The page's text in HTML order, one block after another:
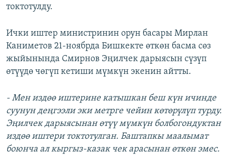
токтотулду.
Ички иштер министринин орун басары Мирлан
Каниметов 21-ноябрда Бишкекте өткөн басма сөз
жыйынында Смирнов Эңилчек дарыясын сүзүп
өтүүдө чөгүп кетиши мүмкүн экенин айтты.
- Мен издөө иштерине катышкан беш күн ичинде
суунун деңгээли эки метрге чейин көтөрүлүп турду.
Эңилчек дарыясынан өтүү мүмкүн болбогондуктан
издөө иштери токтотулган. Баштапкы маалымат
боюнча ал кыргыз-казак чек арасынан өткөн эмес.